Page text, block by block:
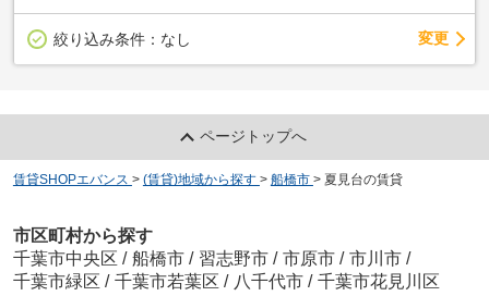
絞り込み条件： なし 変更
ページトップへ
賃貸SHOPエバンス > (賃貸)地域から探す > 船橋市 > 夏見台の賃貸
市区町村から探す
千葉市中央区 / 船橋市 / 習志野市 / 市原市 / 市川市 /
千葉市緑区 / 千葉市若葉区 / 八千代市 / 千葉市花見川区